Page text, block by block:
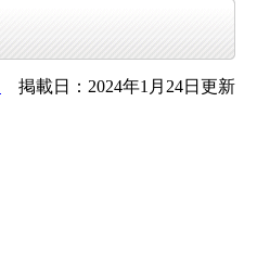
掲載日：2024年1月24日更新